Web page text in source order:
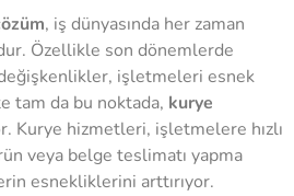
, iş dünyasında her zaman
Özellikle son dönemlerde
işletmeleri esnek
tam da bu noktada, kurye
Kurye hizmetleri, işletmelere hızlı
veya belge teslimatı yapma
esnekliklerini arttırıyor.